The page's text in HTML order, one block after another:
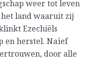
weer tot leven
land waaruit zij
Ezechiëls
en herstel. Naïef
door alle